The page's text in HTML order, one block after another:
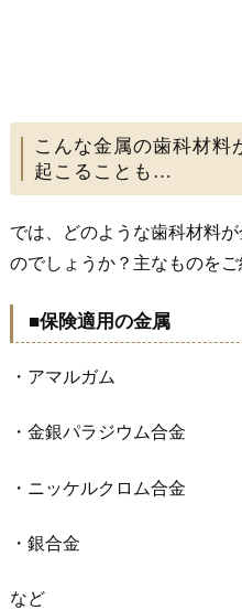
こんな金属の歯科材料
起こることも…
では、どのような歯科材料
のでしょうか？主なものをご
■保険適用の金属
・アマルガム
・金銀パラジウム合金
・ニッケルクロム合金
・銀合金
など